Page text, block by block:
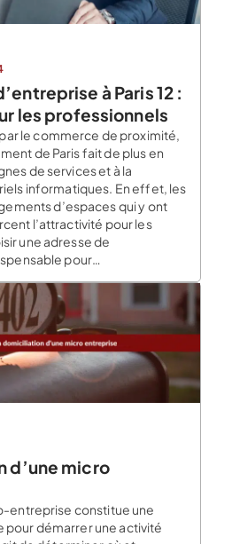
à Paris 12 :
les professionnels
le commerce de proximité,
de Paris fait de plus en
de services et à la
informatiques. En effet, les
d’espaces qui y ont
l’attractivité pour les
une adresse de
pour
d’une micro
entreprise constitue une
démarrer une activité